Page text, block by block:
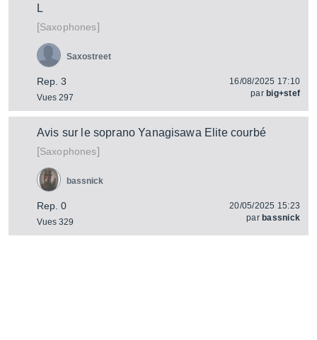
L
[Saxophones]
Rep. 3
Vues 297
Saxostreet
16/08/2025 17:10
par big+stef
Avis sur le soprano Yanagisawa Elite courbé
[Saxophones]
Rep. 0
Vues 329
bassnick
20/05/2025 15:23
par bassnick